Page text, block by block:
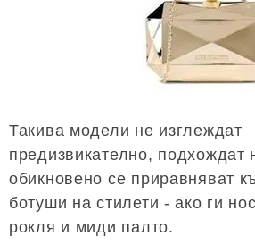
Такива модели не изглеждат
предизвикателно, подхождат
обикновено се приравняват
ботуши на стилети - ако ги
рокля и миди палто.